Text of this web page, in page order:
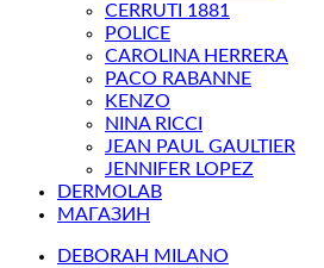
CERRUTI 1881
POLICE
CAROLINA HERRERA
PACO RABANNE
KENZO
NINA RICCI
JEAN PAUL GAULTIER
JENNIFER LOPEZ
DERMOLAB
МАГАЗИН
DEBORAH MILANO